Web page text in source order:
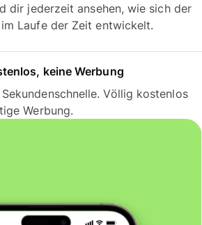
dir jederzeit ansehen, wie sich der
Laufe der Zeit entwickelt.
keine Werbung
Völlig kostenlos
Werbung.